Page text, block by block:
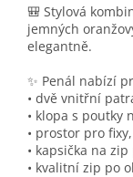
🎒 Stylová
jemných
elegantně.
✨ Penál nabízí
• dvě vnitřní
• klopa s poutky
• prostor pro
• kapsička na
• kvalitní zip po